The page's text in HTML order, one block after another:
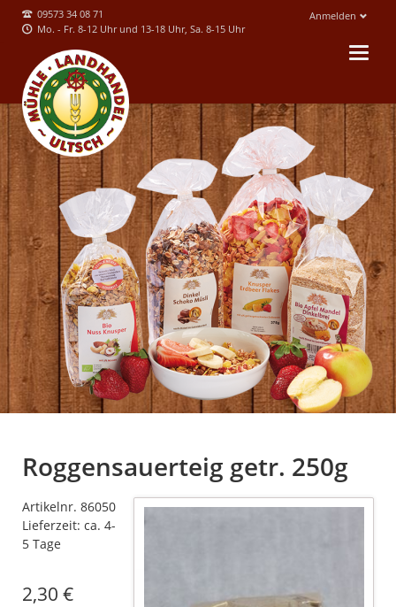
09573 34 08 71
Mo. - Fr. 8-12 Uhr und 13-18 Uhr, Sa. 8-15 Uhr
Anmelden
Roggensauerteig getr. 250g
Artikelnr. 86050
Lieferzeit: ca. 4-
5 Tage
2,30 €